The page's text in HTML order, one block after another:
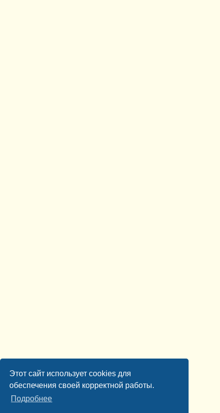
Этот сайт использует cookies для
обеспечения своей корректной работы.
Подробнее